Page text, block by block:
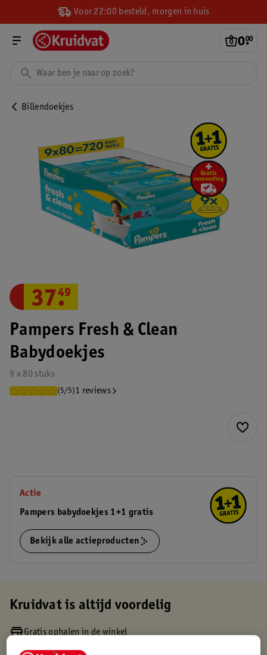
Voor 22:00 besteld, morgen in huis
0.
00
Billendoekjes
Pampers Fresh & Clean
Babydoekjes
9 x 80 stuks
(5/5)1 reviews
37.
49
Actie
Pampers babydoekjes 1+1 gratis
Bekijk alle actieproducten
Kruidvat is altijd voordelig
Gratis ophalen in de winkel